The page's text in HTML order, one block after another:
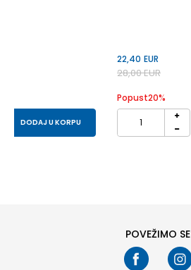
DODAJ U KORPU
22,40 EUR
28,00EUR
Popust20%
POVEŽIMO SE